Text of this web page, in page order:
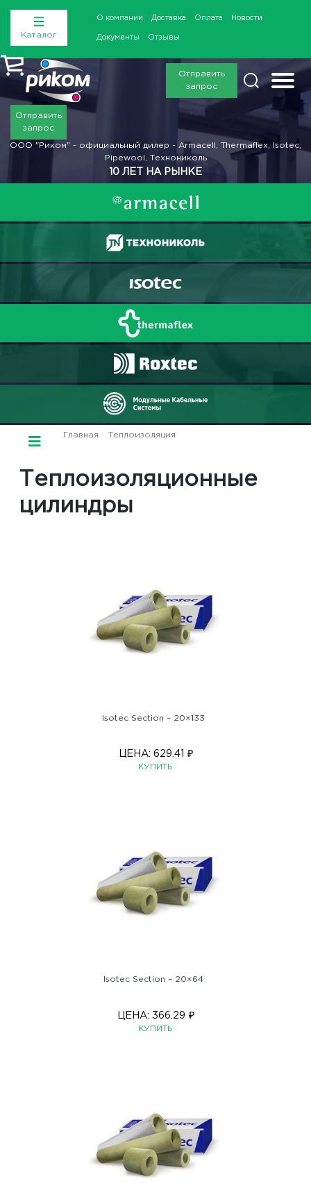
Каталог
О компании Доставка Оплата Новости
Документы Отзывы
Отправить
запрос
Отправить
запрос
ООО "Риком" - официальный дилер - Armacell, Thermaflex, Isotec,
Pipewool, Технониколь
10 ЛЕТ НА РЫНКЕ
Главная Теплоизоляция
Теплоизоляционные
цилиндры
Isotec Section – 20×133
ЦЕНА: 629.41 ₽
КУПИТЬ
Isotec Section – 20×64
ЦЕНА: 366.29 ₽
КУПИТЬ